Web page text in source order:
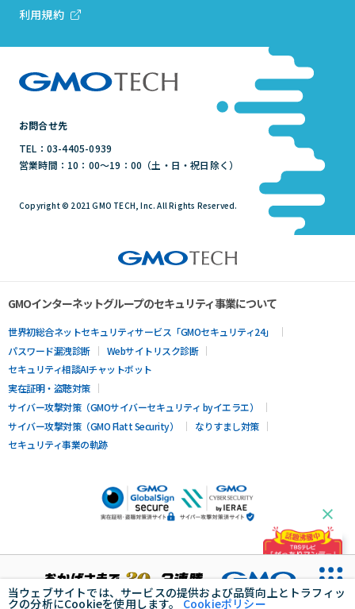
お問合せ先
TEL：03-4405-0939
営業時間：10：00～19：00（土・日・祝日除く）
利用規約
Copyright © 2021 GMO TECH, Inc. All Rights Reserved.
GMOインターネットグループのセキュリティ事業について
世界初総合ネットセキュリティサービス「GMOセキュリティ24」
パスワード漏洩診断
Webサイトリスク診断
セキュリティ相談AIチャットボット
実在証明・盗聴対策
サイバー攻撃対策（GMOサイバーセキュリティ byイエラエ）
サイバー攻撃対策（GMO Flatt Security）
なりすまし対策
セキュリティ事業の軌跡
当ウェブサイトでは、サービスの提供および品質向上とトラフィッ
クの分析にCookieを使用します。 Cookieポリシー